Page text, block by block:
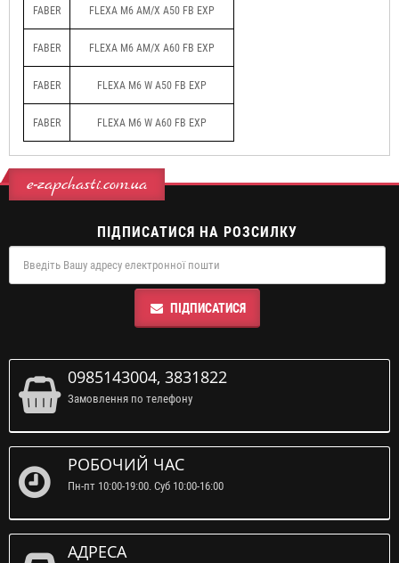
FABER FLEXA M6 AM/X A50 FB EXP
FABER FLEXA M6 AM/X A60 FB EXP
FABER FLEXA M6 W A50 FB EXP
FABER FLEXA M6 W A60 FB EXP
e-zapchasti.com.ua
ПІДПИСАТИСЯ НА РОЗСИЛКУ
ПІДПИСАТИСЯ
0985143004, 3831822
Замовлення по телефону
РОБОЧИЙ ЧАС
Пн-пт 10:00-19:00. Суб 10:00-16:00
АДРЕСА